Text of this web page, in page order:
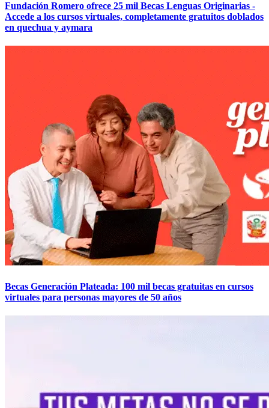
Fundación Romero ofrece 25 mil Becas Lenguas Originarias -
Accede a los cursos virtuales, completamente gratuitos doblados
en quechua y aymara
Becas Generación Plateada: 100 mil becas gratuitas en cursos
virtuales para personas mayores de 50 años